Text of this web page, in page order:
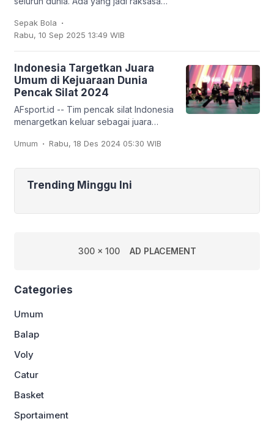
Argentina, hingga Prancis, tapi ada juga
tim
Sepak Bola .
Rabu, 10 Sep 2025 13:49 WIB
Indonesia Targetkan Juara
Umum di Kejuaraan Dunia
Pencak Silat 2024
AFsport.id -- Tim pencak silat Indonesia
menargetkan keluar sebagai juara
Silat ke-20 dan Kejuaraan Dunia
Umum . Rabu, 18 Des 2024 05:30 WIB
Trending Minggu Ini
300 x 100 AD PLACEMENT
Categories
Umum
Balap
Voly
Catur
Basket
Sportaiment